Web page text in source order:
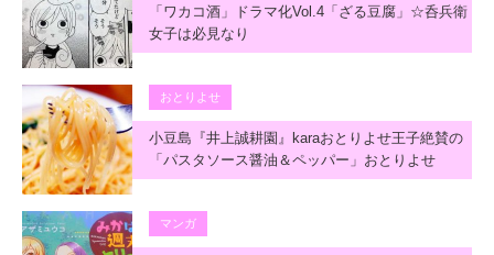
「ワカコ酒」ドラマ化Vol.4「ざる豆腐」☆呑兵衛
女子は必見なり
おとりよせ
小豆島『井上誠耕園』karaおとりよせ王子絶賛の
「パスタソース醤油＆ペッパー」おとりよせ
マンガ